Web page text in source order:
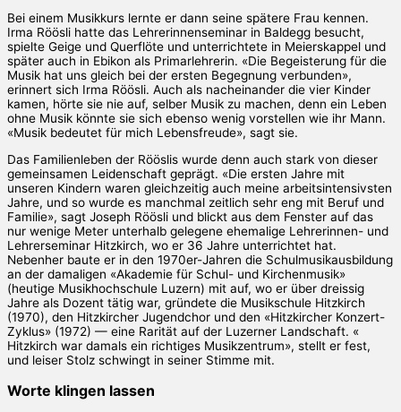
Bei einem Musikkurs lernte er dann seine spätere Frau kennen.
Irma Röösli hatte das Lehrerinnenseminar in Baldegg besucht,
spielte Geige und Querflöte und unterrichtete in Meierskappel und
später auch in Ebikon als Primarlehrerin. «Die Begeisterung für die
Musik hat uns gleich bei der ersten Begegnung verbunden»,
erinnert sich Irma Röösli. Auch als nacheinander die vier Kinder
kamen, hörte sie nie auf, selber Musik zu machen, denn ein Leben
ohne Musik könnte sie sich ebenso wenig vorstellen wie ihr Mann.
«Musik bedeutet für mich Lebensfreude», sagt sie.
Das Familienleben der Rööslis wurde denn auch stark von dieser
gemeinsamen Leidenschaft geprägt. «Die ersten Jahre mit
unseren Kindern waren gleichzeitig auch meine arbeitsintensivsten
Jahre, und so wurde es manchmal zeitlich sehr eng mit Beruf und
Familie», sagt Joseph Röösli und blickt aus dem Fenster auf das
nur wenige Meter unterhalb gelegene ehemalige Lehrerinnen- und
Lehrerseminar Hitzkirch, wo er 36 Jahre unterrichtet hat.
Nebenher baute er in den 1970er-Jahren die Schulmusikausbildung
an der damaligen «Akademie für Schul- und Kirchenmusik»
(heutige Musikhochschule Luzern) mit auf, wo er über dreissig
Jahre als Dozent tätig war, gründete die Musikschule Hitzkirch
(1970), den Hitzkircher Jugendchor und den «Hitzkircher Konzert-
Zyklus» (1972) — eine Rarität auf der Luzerner Landschaft. «
Hitzkirch war damals ein richtiges Musikzentrum», stellt er fest,
und leiser Stolz schwingt in seiner Stimme mit.
Worte klingen lassen